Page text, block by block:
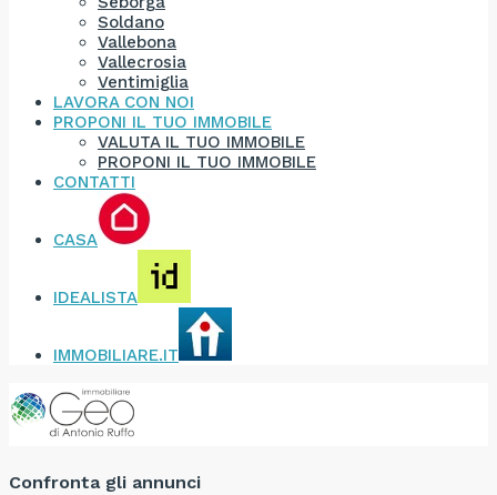
Soldano
Vallebona
Vallecrosia
Ventimiglia
LAVORA CON NOI
PROPONI IL TUO IMMOBILE
VALUTA IL TUO IMMOBILE
PROPONI IL TUO IMMOBILE
CONTATTI
CASA
IDEALISTA
IMMOBILIARE.IT
Confronta gli annunci